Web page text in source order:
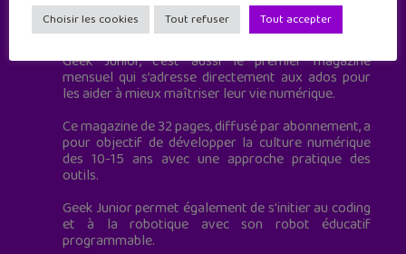
Geek Junior est le premier site de culture numérique
à destination des adolescents.
Geek Junior, c’est aussi le premier magazine
mensuel qui s’adresse directement aux ados pour
les aider à mieux maîtriser leur vie numérique.
Ce magazine de 32 pages, diffusé par abonnement, a
pour objectif de développer la culture numérique
des 10-15 ans avec une approche pratique des
outils.
Geek Junior permet également de s'initier au coding
et à la robotique avec son robot éducatif
programmable.
Choisir les cookies Tout refuser Tout accepter